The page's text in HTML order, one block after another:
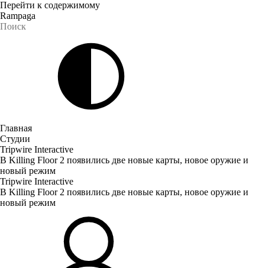
Перейти к содержимому
Rampaga
Главная
Студии
Tripwire Interactive
В Killing Floor 2 появились две новые карты, новое оружие и
новый режим
Tripwire Interactive
В Killing Floor 2 появились две новые карты, новое оружие и
новый режим